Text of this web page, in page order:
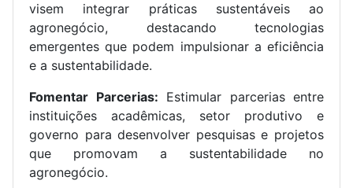
visem integrar práticas sustentáveis ao
agronegócio, destacando tecnologias
emergentes que podem impulsionar a eficiência
e a sustentabilidade.
Fomentar Parcerias: Estimular parcerias entre
instituições acadêmicas, setor produtivo e
governo para desenvolver pesquisas e projetos
que promovam a sustentabilidade no
agronegócio.